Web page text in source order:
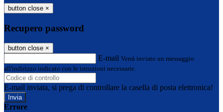
button close ×
Recupero password
button close ×
E-mail Verrà inviato un messaggio
all'indirizzo indicato con le istruzioni necessarie.
E-mail inviata, si prega di controllare la casella di posta elettronica!
Errore